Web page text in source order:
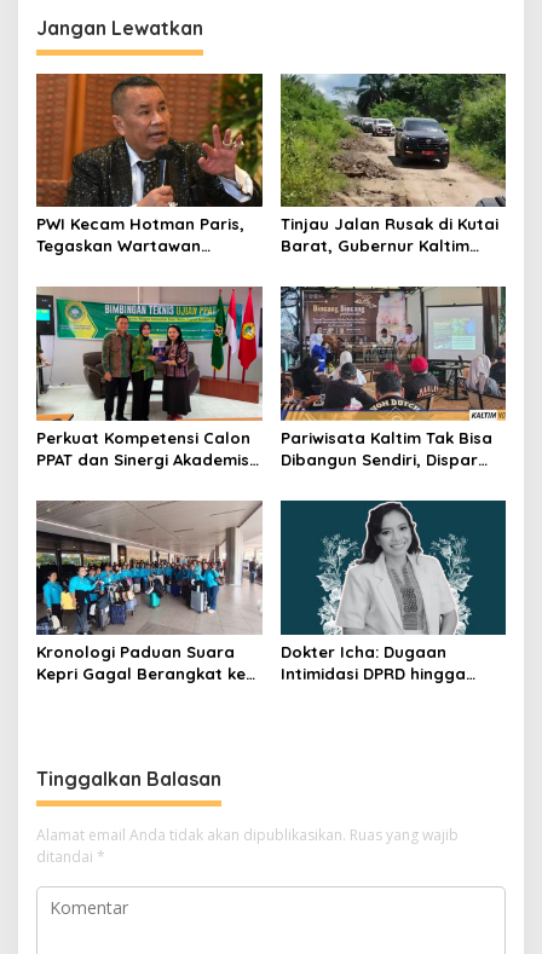
Jangan Lewatkan
PWI Kecam Hotman Paris,
Tegaskan Wartawan
Tinjau Jalan Rusak di Kutai
Barat, Gubernur Kaltim
Kilometer
Perkuat Kompetensi Calon
PPAT dan Sinergi Akademis,
Bimtek Ujian PPAT 2026
Pariwisata Kaltim Tak Bisa
Dibangun Sendiri, Dispar
Berkolaborasi
Kronologi Paduan Suara
Kepri Gagal Berangkat ke
Dokter Icha: Dugaan
Intimidasi DPRD hingga
Tinggalkan Balasan
Alamat email Anda tidak akan dipublikasikan. Ruas yang wajib
ditandai *